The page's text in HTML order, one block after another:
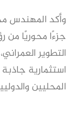
وأكد المهندس
التطوير
استثمارية
المحليين